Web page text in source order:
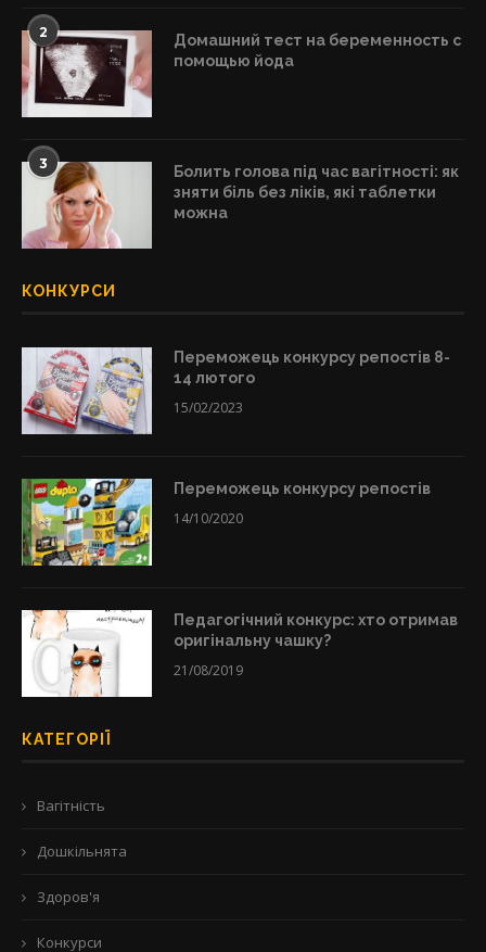
2
Домашний тест на беременность с
помощью йода
3
Болить голова під час вагітності: як
зняти біль без ліків, які таблетки
можна
КОНКУРСИ
Переможець конкурсу репостів 8-
14 лютого
15/02/2023
Переможець конкурсу репостів
14/10/2020
Педагогічний конкурс: хто отримав
оригінальну чашку?
21/08/2019
КАТЕГОРІЇ
Вагітність
Дошкільнята
Здоров'я
Конкурси